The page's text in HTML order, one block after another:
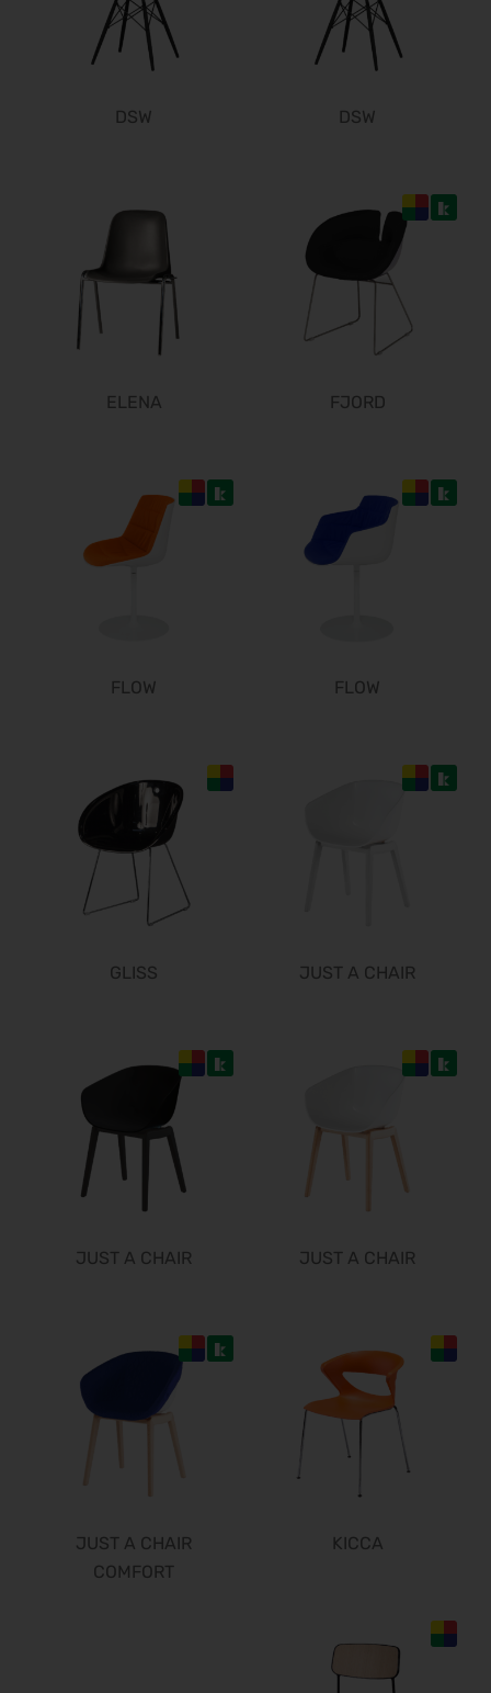
DSW DSW
ELENA FJORD
FLOW FLOW
GLISS JUST A CHAIR
JUST A CHAIR JUST A CHAIR
JUST A CHAIR
COMFORT
KICCA